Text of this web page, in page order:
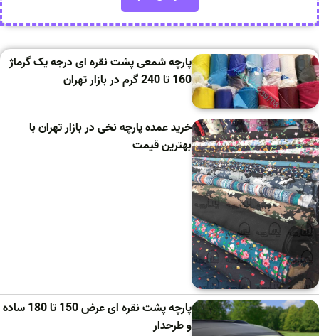
پارچه شمعی پشت نقره ای درجه یک گرماژ
160 تا 240 گرم در بازار تهران
خرید عمده پارچه نخی در بازار تهران با
بهترین قیمت
پارچه پشت نقره ای عرض 150 تا 180 ساده
و طرحدار